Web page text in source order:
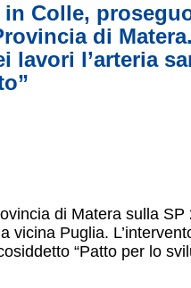
in Colle,
di
lavori l’arteria
di Matera sulla
vicina Puglia.
“Patto per lo